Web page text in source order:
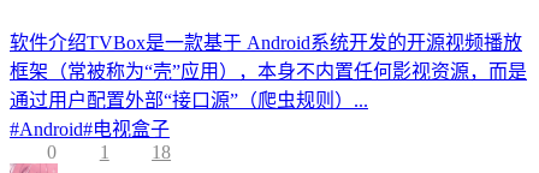
软件介绍TVBox是一款基于 Android系统开发的开源视频播放
框架（常被称为“壳”应用），本身不内置任何影视资源，而是
通过用户配置外部“接口源”（爬虫规则）...
#Android#电视盒子
0
1 18